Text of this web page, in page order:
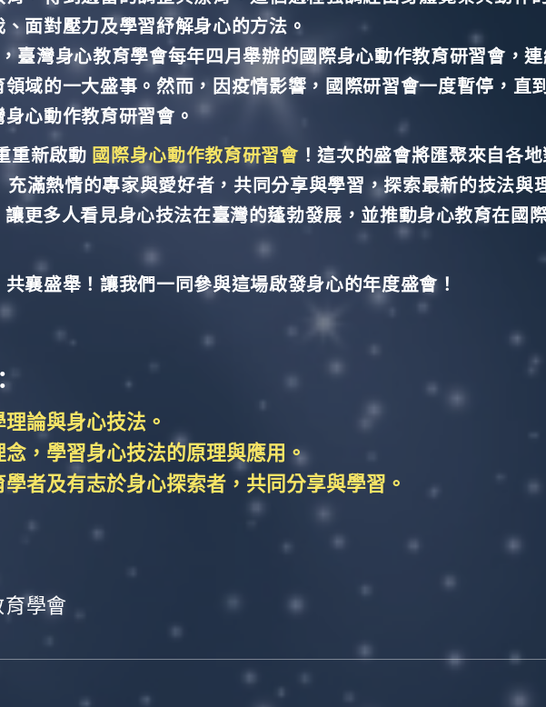
面對壓力及學習紓解身心的方法。
灣身心教育學會每年四月舉辦的國際身心動作教育研習會，連
域的一大盛事。然而，因疫情影響，國際研習會一度暫停，直
心動作教育研習會。
新啟動 國際身心動作教育研習會！這次的盛會將匯聚來自各
滿熱情的專家與愛好者，共同分享與學習，探索最新的技法與
更多人看見身心技法在臺灣的蓬勃發展，並推動身心教育在國
盛舉！讓我們一同參與這場啟發身心的年度盛會！
論與身心技法。
，學習身心技法的原理與應用。
者及有志於身心探索者，共同分享與學習。
育學會